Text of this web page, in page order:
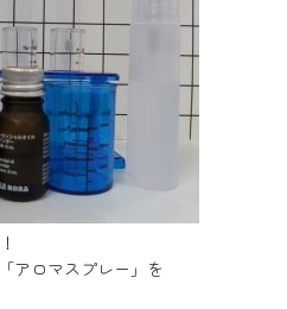
アロマスプレー」を